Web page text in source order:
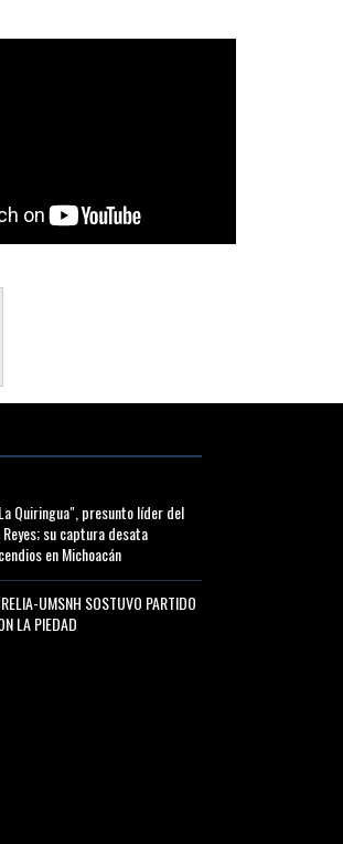
Quiringua", presunto líder del
su captura desata
en Michoacán
UMSNH SOSTUVO PARTIDO
LA PIEDAD